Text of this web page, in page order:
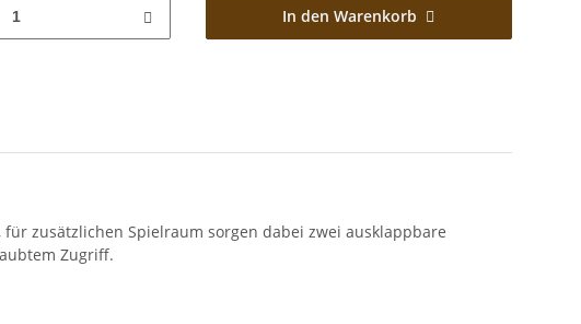
In den Warenkorb
zusätzlichen Spielraum sorgen dabei zwei ausklappbare
Zugriff.